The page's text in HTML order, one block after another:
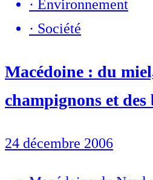
· Environnement
· Société
Macédoine : du
champignons et
24 décembre 2006